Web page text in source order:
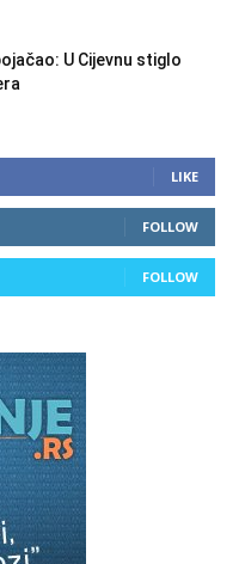
U Cijevnu stiglo
LIKE
FOLLOW
FOLLOW